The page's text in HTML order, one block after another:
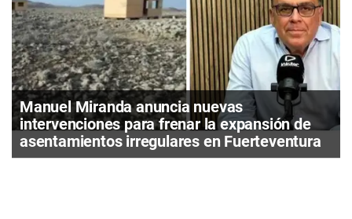
Manuel Miranda anuncia nuevas
intervenciones para frenar la expansión de
asentamientos irregulares en Fuerteventura